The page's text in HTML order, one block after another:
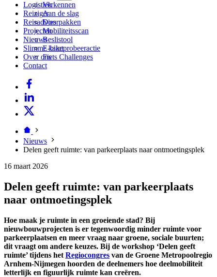
Verkennen
Aan de slag
Doorpakken
Mobiliteitsscan
Beslistool
E-bikeprobeeractie
Fiets Challenges
Logistiek
Reiziger
Reisadvies
Projecten
Nieuws
Slimme kaart
Over ons
Contact
Nieuws
Delen geeft ruimte: van parkeerplaats naar ontmoetingsplek
16 maart 2026
Delen geeft ruimte: van parkeerplaats
naar ontmoetingsplek
Hoe maak je ruimte in een groeiende stad? Bij
nieuwbouwprojecten is er tegenwoordig minder ruimte voor
parkeerplaatsen en meer vraag naar groene, sociale buurten;
dit vraagt om andere keuzes. Bij de workshop ‘Delen geeft
ruimte’ tijdens het Regiocongres van de Groene Metropoolregio
Arnhem-Nijmegen hoorden de deelnemers hoe deelmobiliteit
letterlijk en figuurlijk ruimte kan creëren.